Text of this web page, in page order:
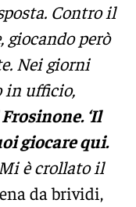
Contro il
giocando però
Nei giorni
in ufficio,
‘Il
giocare qui.
è crollato il
da brividi,